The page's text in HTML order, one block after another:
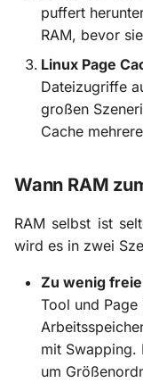
puffert
RAM, bevor
Linux Page
Dateizugriffe
großen
Cache
Wann RAM
RAM selbst ist
wird es in zwei
Zu wenig
Tool und
mit Swapping.
um